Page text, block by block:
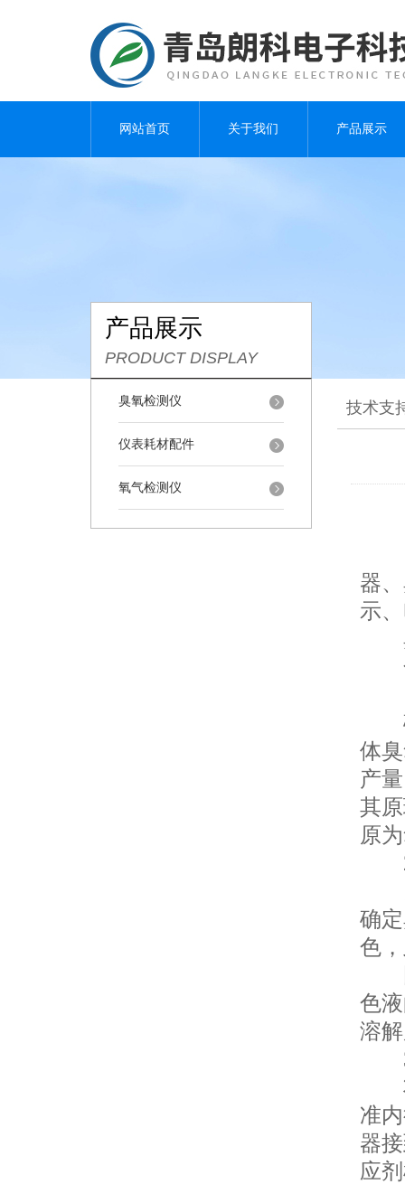
网站首页 关于我们 产品展示
产品展示
PRODUCT DISPLAY
臭氧检测仪
仪表耗材配件
氧气检测仪
技术支
器
示
臭
化
碘
体
产
其
原
2
确
色
色
溶
3
将
准
器
应